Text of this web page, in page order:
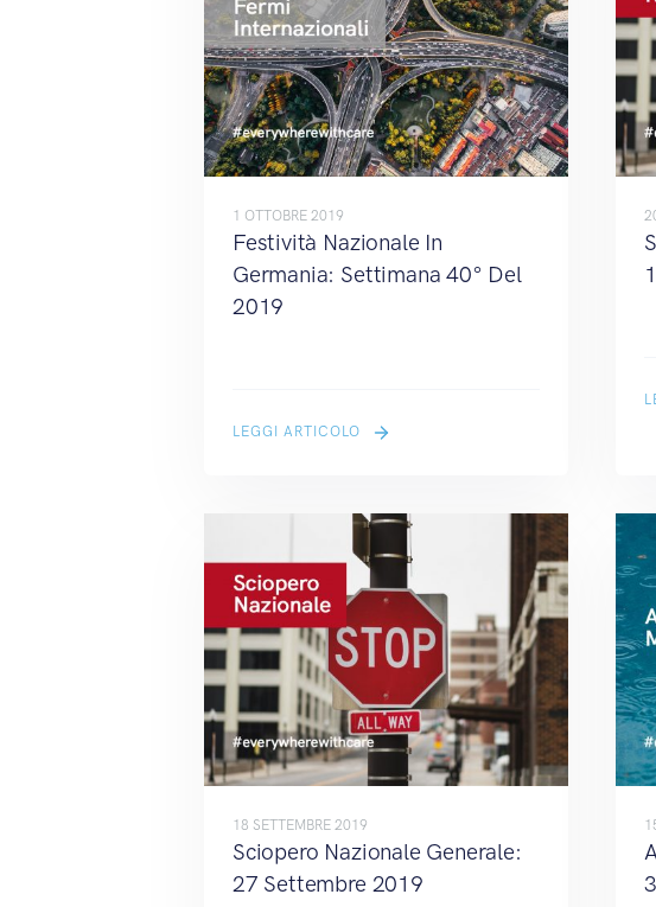
1 OTTOBRE 2019
Festività Nazionale In
Germania: Settimana 40° Del
2019
LEGGI ARTICOLO
18 SETTEMBRE 2019
Sciopero Nazionale Generale:
27 Settembre 2019